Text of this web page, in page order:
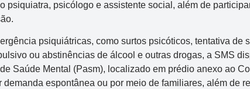
psiquiatra, psicólogo e assistente social, além de
psiquiátricas, como surtos psicóticos, tentativa de
ou abstinências de álcool e outras drogas, a SMS
Saúde Mental (Pasm), localizado em prédio anexo ao
demanda espontânea ou por meio de familiares, além de